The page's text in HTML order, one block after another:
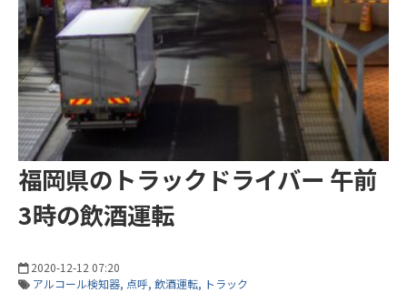
福岡県のトラックドライバー 午前
3時の飲酒運転
2020-12-12 07:20
アルコール検知器 点呼 飲酒運転 トラック